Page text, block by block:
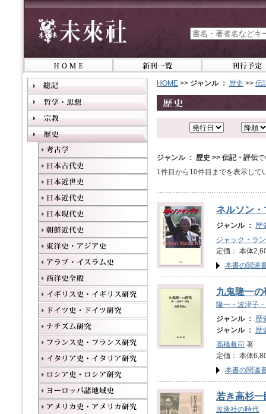
HOME >> ジャンル ： 歴史 >> 伝
ジャンル ： 歴史 >> 伝記・評伝
1件目から10件目までを表示して
ネルソン・
ジャンル ： 歴
ジャック・ラ
定価： 本体
本書の関連
九鬼隆一の
隆一・波津子
ジャンル ： 歴
ジャンル ： 歴
高橋眞司 著
定価： 本体
本書の関連
若き高杉一
改造社の時代